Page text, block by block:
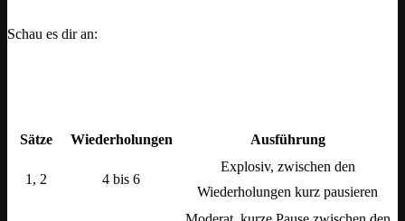
Schau es dir an:
Sätze Wiederholungen Ausführung
1, 2 4 bis 6
Explosiv, zwischen den
Wiederholungen kurz pausieren